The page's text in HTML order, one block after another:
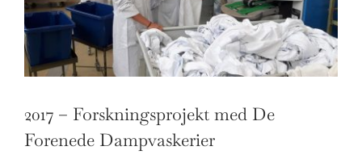
2017 – Forskningsprojekt med De
Forenede Dampvaskerier